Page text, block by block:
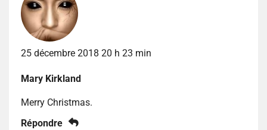
25 décembre 2018 20 h 23 min
Mary Kirkland
Merry Christmas.
Répondre